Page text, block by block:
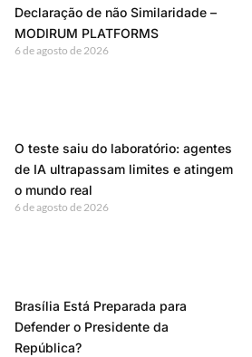
Declaração de não Similaridade –
MODIRUM PLATFORMS
6 de agosto de 2026
O teste saiu do laboratório: agentes
de IA ultrapassam limites e atingem
o mundo real
6 de agosto de 2026
Brasília Está Preparada para
Defender o Presidente da
República?